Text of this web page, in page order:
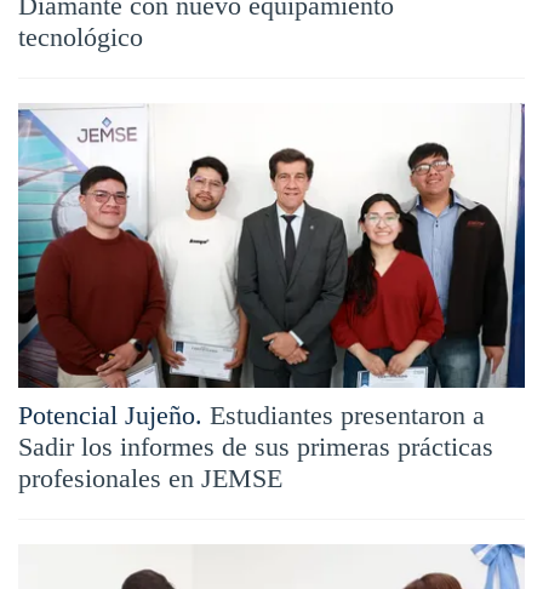
tecnológico
Potencial Jujeño. Estudiantes presentaron a
Sadir los informes de sus primeras prácticas
profesionales en JEMSE